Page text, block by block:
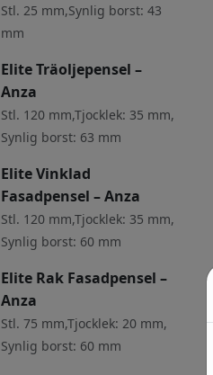
Stl. 25 mm,Synlig borst: 43
mm
Elite Träoljepensel –
Anza
Stl. 120 mm,Tjocklek: 35 mm,
Synlig borst: 63 mm
Elite Vinklad
Fasadpensel – Anza
Stl. 120 mm,Tjocklek: 35 mm,
Synlig borst: 60 mm
Elite Rak Fasadpensel –
Anza
Stl. 75 mm,Tjocklek: 20 mm,
Synlig borst: 60 mm